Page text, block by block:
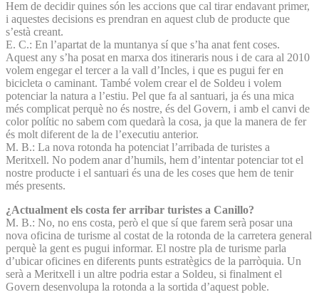
Hem de decidir quines són les accions que cal tirar endavant primer,
i aquestes decisions es prendran en aquest club de producte que
s’està creant.
E. C.: En l’apartat de la muntanya sí que s’ha anat fent coses.
Aquest any s’ha posat en marxa dos itineraris nous i de cara al 2010
volem engegar el tercer a la vall d’Incles, i que es pugui fer en
bicicleta o caminant. També volem crear el de Soldeu i volem
potenciar la natura a l’estiu. Pel que fa al santuari, ja és una mica
més complicat perquè no és nostre, és del Govern, i amb el canvi de
color polític no sabem com quedarà la cosa, ja que la manera de fer
és molt diferent de la de l’executiu anterior.
M. B.: La nova rotonda ha potenciat l’arribada de turistes a
Meritxell. No podem anar d’humils, hem d’intentar potenciar tot el
nostre producte i el santuari és una de les coses que hem de tenir
més presents.
¿Actualment els costa fer arribar turistes a Canillo?
M. B.: No, no ens costa, però el que sí que farem serà posar una
nova oficina de turisme al costat de la rotonda de la carretera general
perquè la gent es pugui informar. El nostre pla de turisme parla
d’ubicar oficines en diferents punts estratègics de la parròquia. Un
serà a Meritxell i un altre podria estar a Soldeu, si finalment el
Govern desenvolupa la rotonda a la sortida d’aquest poble.